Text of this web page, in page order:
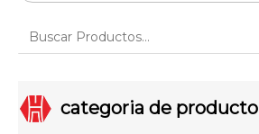
categoria de producto